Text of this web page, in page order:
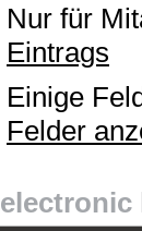
Nur für
Eintrags
Einige
Felder